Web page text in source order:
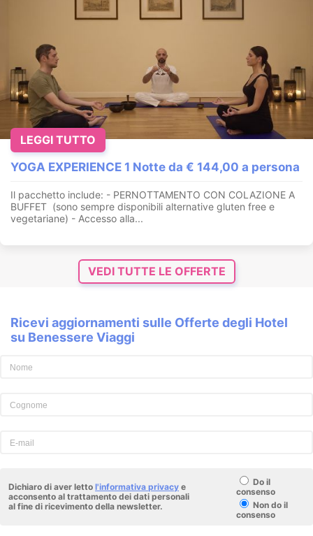
YOGA EXPERIENCE 1 Notte da € 144,00 a persona
Il pacchetto include: - PERNOTTAMENTO CON COLAZIONE A
BUFFET (sono sempre disponibili alternative gluten free e
vegetariane) - Accesso alla...
LEGGI TUTTO
VEDI TUTTE LE OFFERTE
Ricevi aggiornamenti sulle Offerte degli Hotel
su Benessere Viaggi
Dichiaro di aver letto l'informativa privacy e
acconsento al trattamento dei dati personali
al fine di ricevimento della newsletter.
Do il
consenso
Non do il
consenso